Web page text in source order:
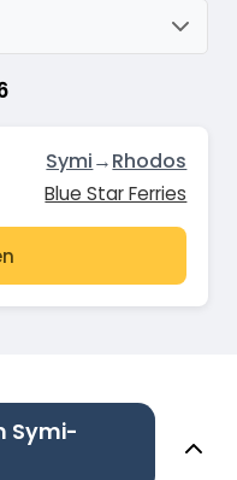
Symi→Rhodos
Blue Star Ferries
Symi-